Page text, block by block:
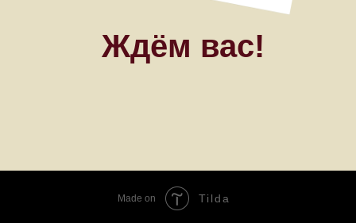
Made on Tilda